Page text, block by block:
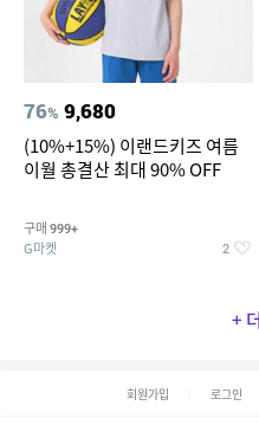
76% 9,680
(10%+15%) 이랜드키즈 여름
이월 총결산 최대 90% OFF
구매 999+
G마켓 2
+
회원가입 로그인